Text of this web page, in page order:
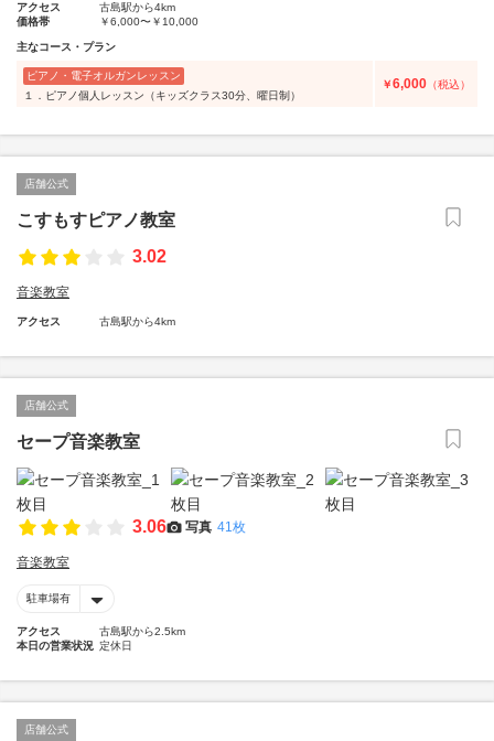
アクセス
古島駅から4km
価格帯
￥6,000〜￥10,000
主なコース・プラン
ピアノ・電子オルガンレッスン
１．ピアノ個人レッスン（キッズクラス30分、曜日制）
￥6,000 （税込）
店舗公式
こすもすピアノ教室
3.02
音楽教室
アクセス 古島駅から4km
店舗公式
セープ音楽教室
3.06 写真 41枚
音楽教室
駐車場有
アクセス
古島駅から2.5km
本日の営業状況 定休日
店舗公式